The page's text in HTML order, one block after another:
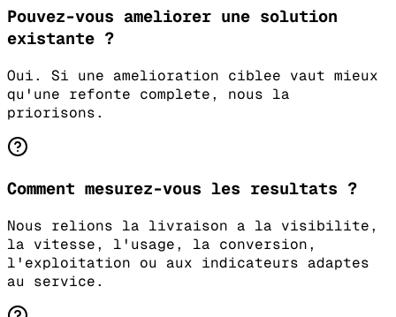
Pouvez-vous ameliorer une solution
existante ?
Oui. Si une amelioration ciblee vaut mieux
qu'une refonte complete, nous la
priorisons.
Comment mesurez-vous les resultats ?
Nous relions la livraison a la visibilite,
la vitesse, l'usage, la conversion,
l'exploitation ou aux indicateurs adaptes
au service.